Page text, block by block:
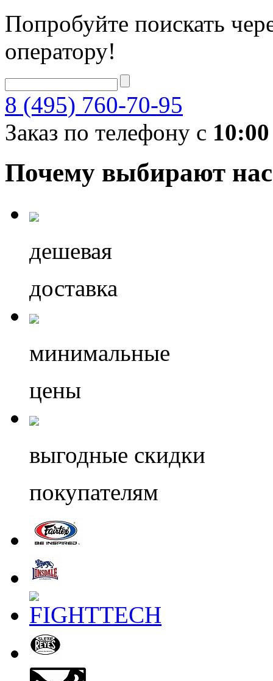
Попробуйте поискать
оператору!
8 (495) 760-70-95
Заказ по телефону с 10:00
Почему выбирают нас
дешевая
доставка
минимальные
цены
выгодные скидки
покупателям